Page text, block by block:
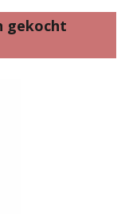
gekocht